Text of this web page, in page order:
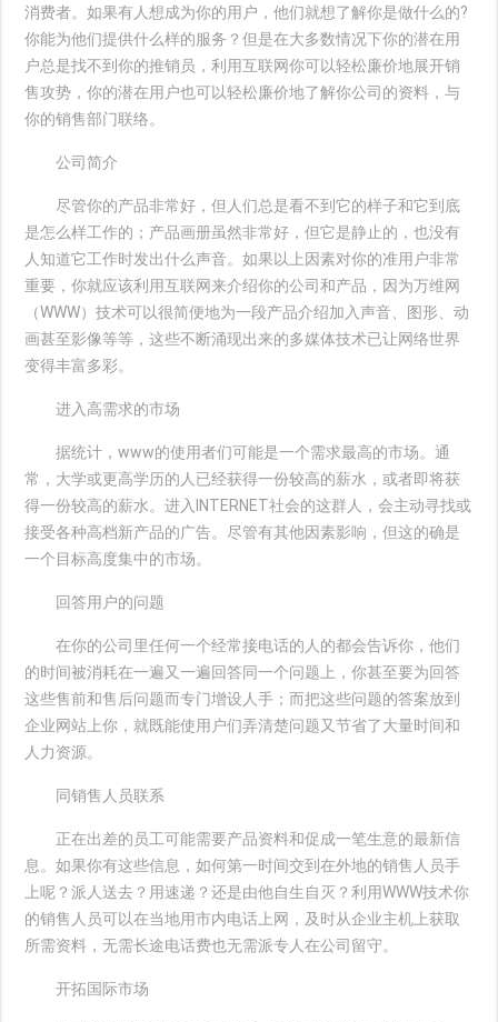
消费者。如果有人想成为你的用户，他们就想了解你是做什么的?
你能为他们提供什么样的服务？但是在大多数情况下你的潜在用
户总是找不到你的推销员，利用互联网你可以轻松廉价地展开销
售攻势，你的潜在用户也可以轻松廉价地了解你公司的资料，与
你的销售部门联络。
公司简介
尽管你的产品非常好，但人们总是看不到它的样子和它到底
是怎么样工作的；产品画册虽然非常好，但它是静止的，也没有
人知道它工作时发出什么声音。如果以上因素对你的准用户非常
重要，你就应该利用互联网来介绍你的公司和产品，因为万维网
（WWW）技术可以很简便地为一段产品介绍加入声音、图形、动
画甚至影像等等，这些不断涌现出来的多媒体技术已让网络世界
变得丰富多彩。
进入高需求的市场
据统计，www的使用者们可能是一个需求最高的市场。通
常，大学或更高学历的人已经获得一份较高的薪水，或者即将获
得一份较高的薪水。进入INTERNET社会的这群人，会主动寻找或
接受各种高档新产品的广告。尽管有其他因素影响，但这的确是
一个目标高度集中的市场。
回答用户的问题
在你的公司里任何一个经常接电话的人的都会告诉你，他们
的时间被消耗在一遍又一遍回答同一个问题上，你甚至要为回答
这些售前和售后问题而专门增设人手；而把这些问题的答案放到
企业网站上你，就既能使用户们弄清楚问题又节省了大量时间和
人力资源。
同销售人员联系
正在出差的员工可能需要产品资料和促成一笔生意的最新信
息。如果你有这些信息，如何第一时间交到在外地的销售人员手
上呢？派人送去？用速递？还是由他自生自灭？利用WWW技术你
的销售人员可以在当地用市内电话上网，及时从企业主机上获取
所需资料，无需长途电话费也无需派专人在公司留守。
开拓国际市场